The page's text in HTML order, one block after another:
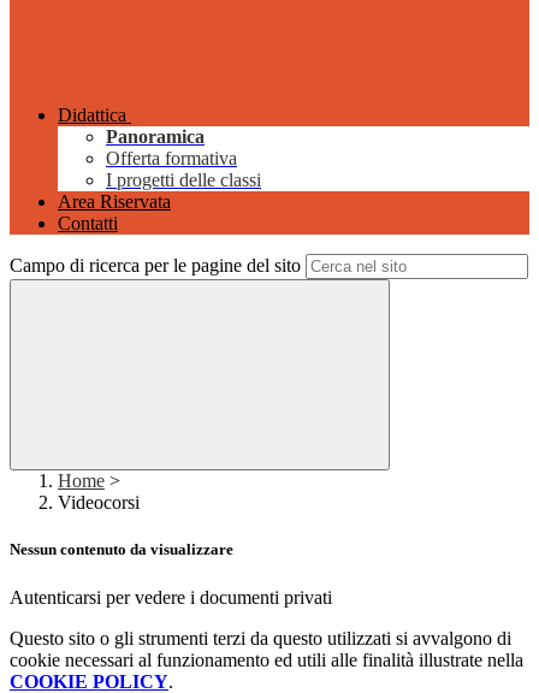
Didattica
Panoramica
Offerta formativa
I progetti delle classi
Area Riservata
Contatti
Campo di ricerca per le pagine del sito
Home >
Videocorsi
Nessun contenuto da visualizzare
Autenticarsi per vedere i documenti privati
Questo sito o gli strumenti terzi da questo utilizzati si avvalgono di
cookie necessari al funzionamento ed utili alle finalità illustrate nella
COOKIE POLICY.